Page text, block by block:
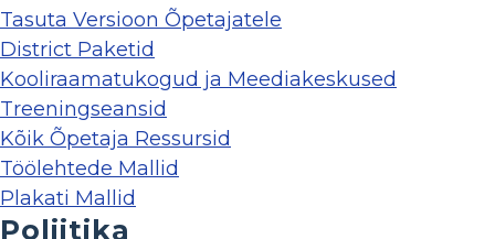
Tasuta Versioon Õpetajatele
District Paketid
Kooliraamatukogud ja Meediakeskused
Treeningseansid
Kõik Õpetaja Ressursid
Töölehtede Mallid
Plakati Mallid
Poliitika